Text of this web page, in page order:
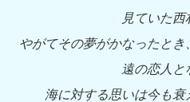
見ていた西
やがてその夢がかなったと
遠の恋人と
海に対する思いは今も衰